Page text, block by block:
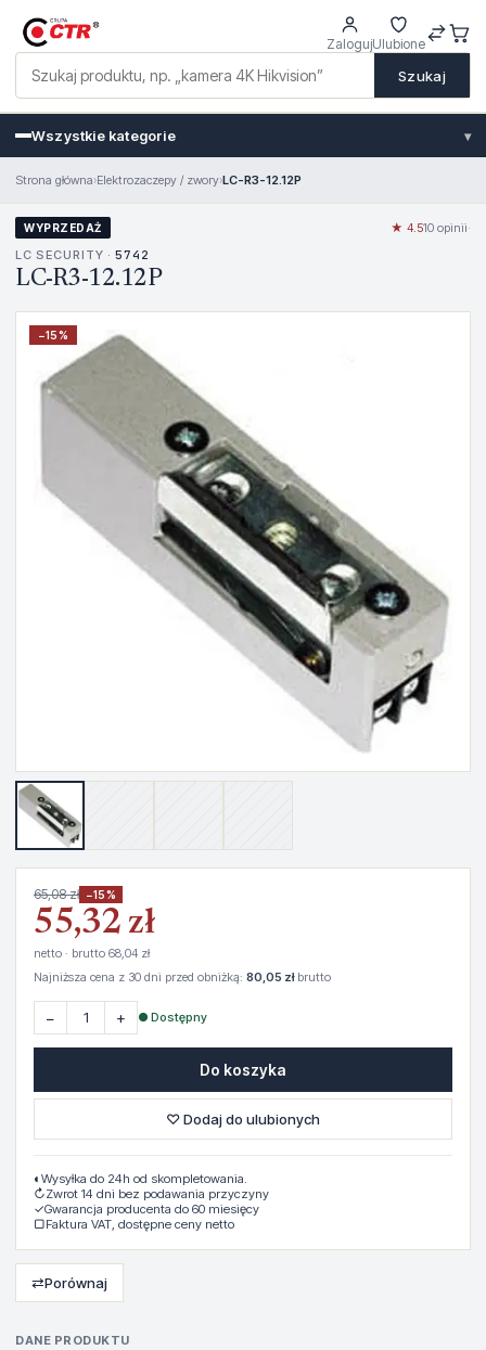
Szukaj
ZalogujUlubione
Wszystkie kategorie ▾
Strona główna›Elektrozaczepy / zwory›LC-R3-12.12P
WYPRZEDAŻ
LC SECURITY · 5742
LC-R3-12.12P
★ 4.510 opinii·
−15%
DANE PRODUKTU
65,08 zł −15%
55,32 zł
netto · brutto 68,04 zł
Najniższa cena z 30 dni przed obniżką: 80,05 złbrutto
− + ● Dostępny
Do koszyka
♡ Dodaj do ulubionych
◐ Wysyłka do 24h od skompletowania.
↻Zwrot 14 dni bez podawania przyczyny
✓Gwarancja producenta do 60 miesięcy
▢Faktura VAT, dostępne ceny netto
⇄Porównaj